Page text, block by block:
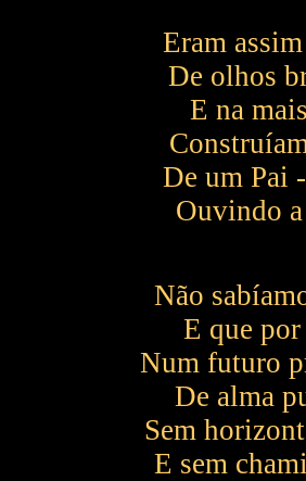
Eram
De olhos
E na
De um Pai
Ouvindo
Não
E que
Num futuro
De alma
Sem
E sem